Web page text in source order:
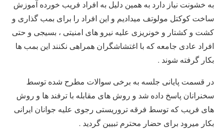
به خشونت نیاز دارد به همین دلیل به افراد فریب خورده آموزش
ساخت کوکتل مولوتف میدادیم و این افراد را برای بمب گذاری و
کشت و کشتار و خونریزی علیه نیرو های امنیتی ، بسیجی و حتی
افراد عادی جامعه که با اغتشاشگران همراهی نکنند این بمب ها
بکار گرفته شوند .
در قسمت پایانی جلسه به برخی سوالات مطرح شده توسط
سخنرانان پاسخ داده شد و روش های مقابله با ترفند ها و روش
های فریب که توسط فرقه تروریستی رجوی علیه جوانان ایرانی
بکار میرود برای حضار محترم تبیین گردید .